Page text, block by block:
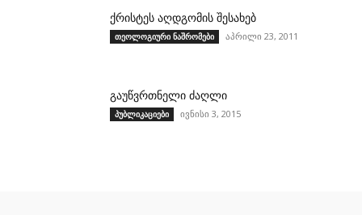
ქრისტეს აღდგომის შესახებ
თეოლოგიური ნაშრომები აპრილი 23, 2011
გაუწვრთნელი ძაღლი
პუბლიკაციები ივნისი 3, 2015